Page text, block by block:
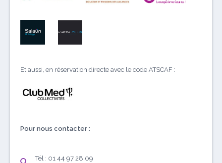
Et aussi, en réservation directe avec le code ATSCAF :
Pour nous contacter :
Tél : 01 44 97 28 09